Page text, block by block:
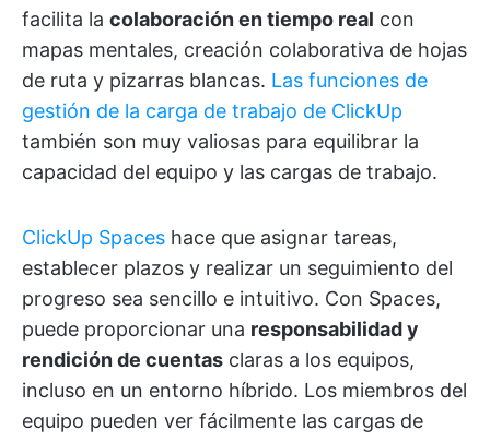
facilita la colaboración en tiempo real con
mapas mentales, creación colaborativa de hojas
de ruta y pizarras blancas. Las funciones de
gestión de la carga de trabajo de ClickUp
también son muy valiosas para equilibrar la
capacidad del equipo y las cargas de trabajo.
ClickUp Spaces hace que asignar tareas,
establecer plazos y realizar un seguimiento del
progreso sea sencillo e intuitivo. Con Spaces,
puede proporcionar una responsabilidad y
rendición de cuentas claras a los equipos,
incluso en un entorno híbrido. Los miembros del
equipo pueden ver fácilmente las cargas de